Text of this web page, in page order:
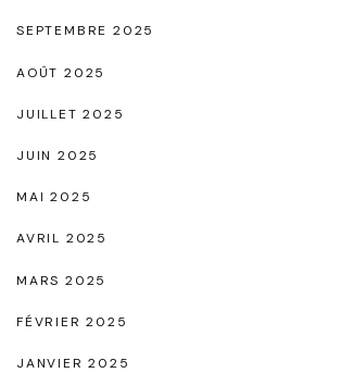
e
l
SEPTEMBRE 2025
AOÛT 2025
JUILLET 2025
JUIN 2025
MAI 2025
AVRIL 2025
MARS 2025
FÉVRIER 2025
JANVIER 2025